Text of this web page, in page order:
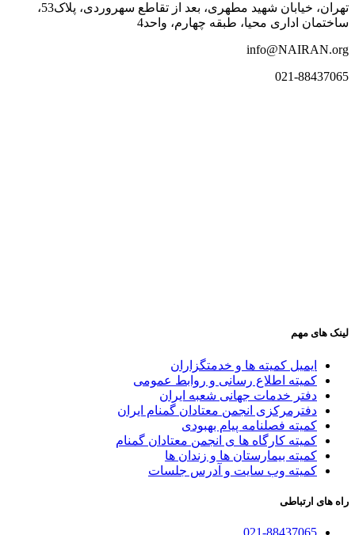
تهران، خیابان شهید مطهری، بعد از تقاطع سهروردی، پلاک53،
ساختمان اداری محیا، طبقه چهارم، واحد4
info@NAIRAN.org
021-88437065
لینک های مهم
ایمیل کمیته ها و خدمتگزاران
کميته اطلاع رسانی و روابط عمومی
دفتر خدمات جهانی شعبه ايران
دفترمرکزی انجمن معتادان گمنام ایران
کمیته فصلنامه پیام بهبودی
کمیته کارگاه ها ی انجمن معتادان گمنام
کمیته بیمارستان ها و زندان ها
کمیته وب سایت و آدرس جلسات
راه های ارتباطی
021-88437065